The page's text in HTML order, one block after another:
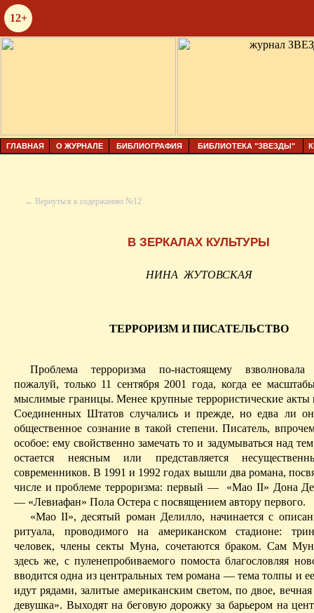
12+
ГЛАВНАЯ О ЖУРНАЛЕ БИБЛИОГРАФИЯ БИБЛИОТЕКА "ЗВЕЗДЫ"
← Вернуться к содержанию №12
В ЗЕРКАЛАХ КУЛЬТУРЫ
НИНА ЖУТОВСКАЯ
ТЕРРОРИЗМ И ПИСАТЕЛЬСТВО
Проблема терроризма по-настоящему взволновала
пожалуй, только 11 сентября 2001 года, когда ее
мыслимые границы. Менее крупные террористические акты
Соединенных Штатов случались и прежде, но едва ли
общественное сознание в такой степени. Писатель,
особое: ему свойственно замечать то и задумываться над
остается неясным или представляется
современников. В 1991 и 1992 годах вышли два романа,
числе и проблеме терроризма: первый —
«Мао II» Дона
— «Левиафан» Пола Остера с посвящением автору первого.
«Мао II», десятый романДелилло, начинается с
ритуала, проводимого на американском стадионе:
человек, члены сектыМуна, сочетаются браком. Сам Мун
здесь же, с пуленепробиваемого помоста благословляя
вводится одна из центральных тем романа — тема толпы и
идут рядами, залитые американским светом, по двое,
девушка». Выходят на беговую дорожку за барьером на